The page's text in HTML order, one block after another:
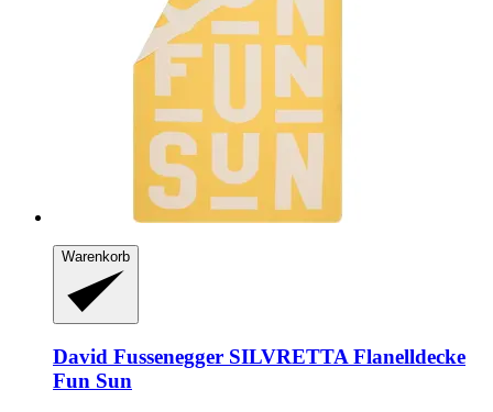
Warenkorb
David Fussenegger SILVRETTA Flanelldecke
Fun Sun